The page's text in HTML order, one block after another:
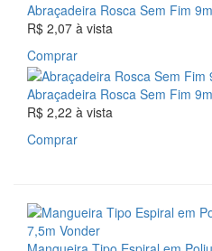
Abraçadeira Rosca Sem Fim
R$ 2,07 à vista
Comprar
Abraçadeira Rosca Sem Fim
R$ 2,22 à vista
Comprar